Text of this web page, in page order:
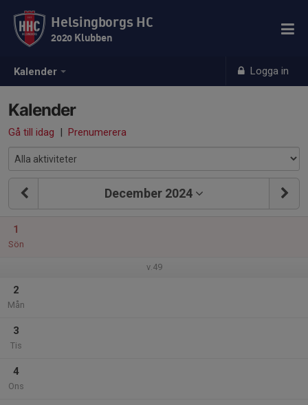
Kalender Logga in
Helsingborgs HC
2020 Klubben
Kalender
Gå till idag | Prenumerera
December 2024
1
Sön
v.49
2
Mån
3
Tis
4
Ons